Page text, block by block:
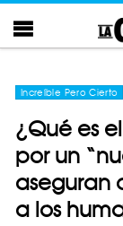
Increíble Pero Cierto
¿Qué es
por un
aseguran
a los